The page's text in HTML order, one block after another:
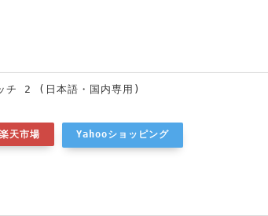
チ 2 (日本語・国内専用)
楽天市場 Yahooショッピング